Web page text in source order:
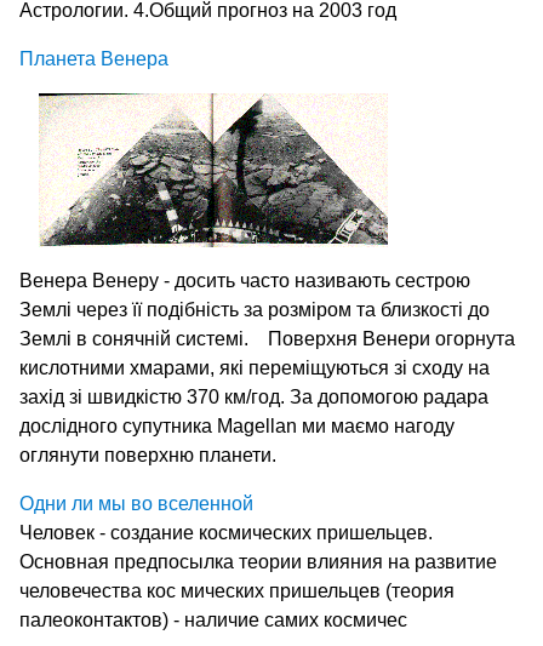
Астрологии. 4.Общий прогноз на 2003 год
Планета Венера
Венера Венеру - досить часто називають сестрою
Землі через її подібність за розміром та близкості до
Землі в сонячній системі. Поверхня Венери огорнута
кислотними хмарами, які переміщуються зі сходу на
захід зі швидкістю 370 км/год. За допомогою радара
дослідного супутника Magellan ми маємо нагоду
оглянути поверхню планети.
Одни ли мы во вселенной
Человек - создание космических пришельцев.
Основная предпосылка теории влияния на развитие
человечества кос мических пришельцев (теория
палеоконтактов) - наличие самих космичес